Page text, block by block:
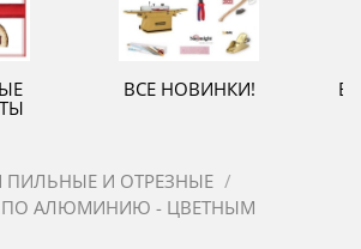
ВСЕ НОВИНКИ!
ПИЛЬНЫЕ И ОТРЕЗНЫЕ
ПО АЛЮМИНИЮ - ЦВЕТНЫМ